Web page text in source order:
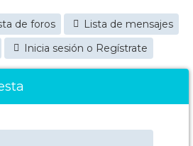
de foros
Lista de mensajes
Inicia sesión o Regístrate